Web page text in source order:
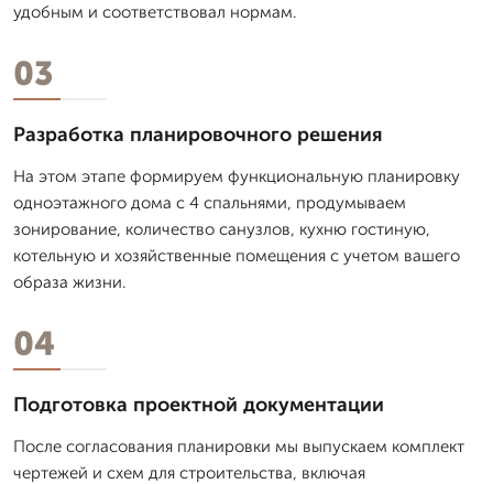
удобным и соответствовал нормам.
03
Разработка планировочного решения
На этом этапе формируем функциональную планировку
одноэтажного дома с 4 спальнями, продумываем
зонирование, количество санузлов, кухню гостиную,
котельную и хозяйственные помещения с учетом вашего
образа жизни.
04
Подготовка проектной документации
После согласования планировки мы выпускаем комплект
чертежей и схем для строительства, включая